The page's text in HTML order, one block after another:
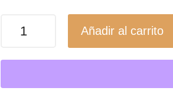
Cornalina
Añadir al carrito